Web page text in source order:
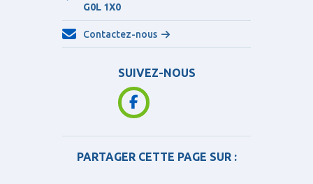
G0L 1X0
Contactez-nous
SUIVEZ-NOUS
PARTAGER CETTE PAGE SUR :